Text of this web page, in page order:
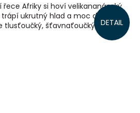
DETAIL
řece Afriky si hoví velikananánský
ukrutný hlad a moc dobře ví,
tlusťoučký, šťavnaťoučký malý